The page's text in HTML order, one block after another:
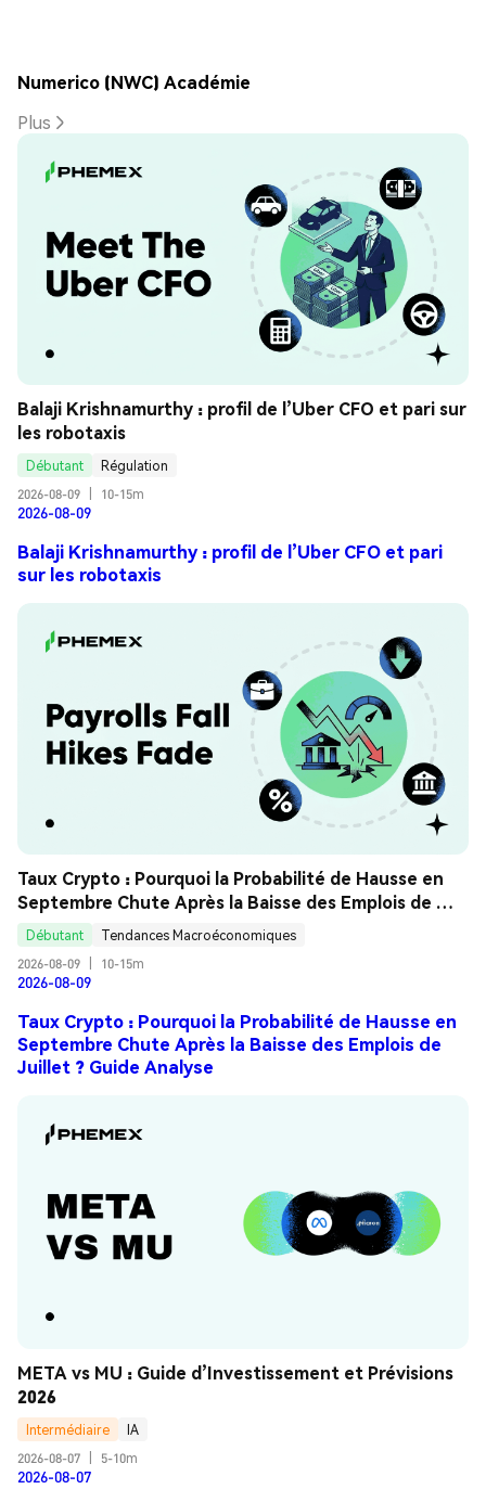
Numerico (NWC) Académie
Plus
Balaji Krishnamurthy : profil de l’Uber CFO et pari sur
les robotaxis
Débutant
Régulation
2026-08-09
10-15m
2026-08-09
Balaji Krishnamurthy : profil de l’Uber CFO et pari
sur les robotaxis
Taux Crypto : Pourquoi la Probabilité de Hausse en
Septembre Chute Après la Baisse des Emplois de
Juillet ? Guide Analyse
Débutant
Tendances Macroéconomiques
2026-08-09
10-15m
2026-08-09
Taux Crypto : Pourquoi la Probabilité de Hausse en
Septembre Chute Après la Baisse des Emplois de
Juillet ? Guide Analyse
META vs MU : Guide d’Investissement et Prévisions
2026
Intermédiaire
IA
2026-08-07
5-10m
2026-08-07